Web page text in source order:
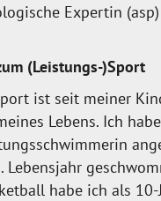
Expertin (asp)
(Leistungs-)Sport
ist seit meiner
Lebens. Ich
Lebensjahr
habe ich als 10-